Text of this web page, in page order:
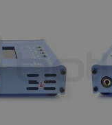
52 sekund
Tento
momentálně
základních